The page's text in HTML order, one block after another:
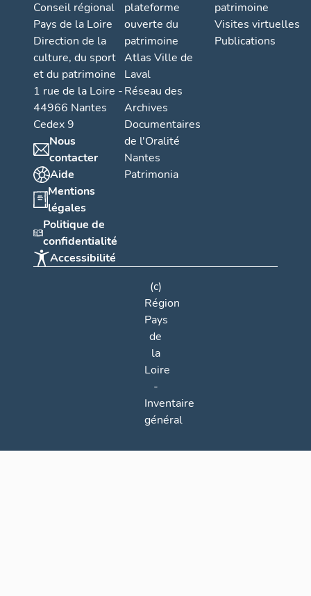
Conseil régional
Pays de la Loire
Direction de la
culture, du sport
et du patrimoine
1 rue de la Loire -
44966 Nantes
Cedex 9
Nous
contacter
Aide
Mentions
légales
Politique de
confidentialité
Accessibilité
plateforme
ouverte du
patrimoine
Atlas Ville de
Laval
Réseau des
Archives
Documentaires
de l'Oralité
Nantes
Patrimonia
patrimoine
Visites virtuelles
Publications
(c)
Région
Pays
de
la
Loire
-
Inventaire
général